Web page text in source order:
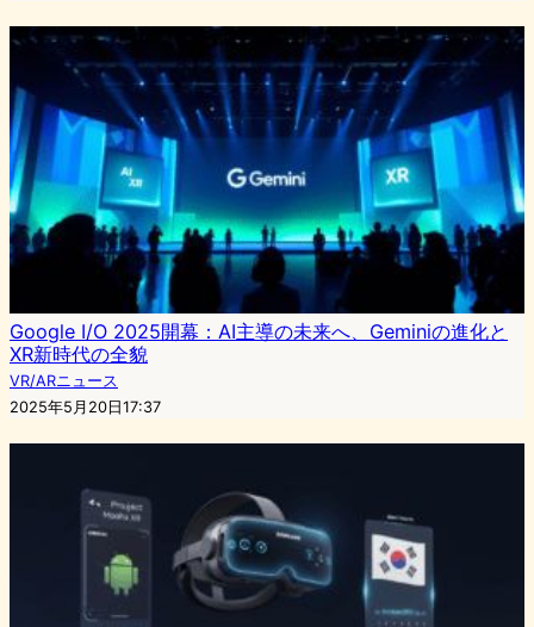
Google I/O 2025開幕：AI主導の未来へ、Geminiの進化と
XR新時代の全貌
VR/ARニュース
2025年5月20日17:37